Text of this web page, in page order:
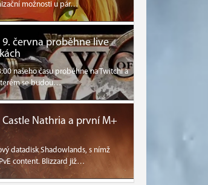
možnosti u pár…
9. června proběhne live
našeho času proběhne na Twitchi a
se budou…
Nathria a první M+
datadisk Shadowlands, s nímž
content. Blizzard již…